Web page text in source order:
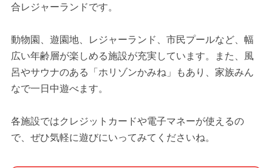
合レジャーランドです。
動物園、遊園地、レジャーランド、市民プールなど、幅
広い年齢層が楽しめる施設が充実しています。また、風
呂やサウナのある「ホリゾンかみね」もあり、家族みん
なで一日中遊べます。
各施設ではクレジットカードや電子マネーが使えるの
で、ぜひ気軽に遊びにいってみてくださいね。